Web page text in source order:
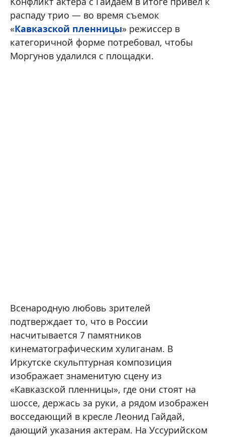
распаду трио — во время съемок
«Кавказской пленницы» режиссер в
категоричной форме потребовал, чтобы
Моргунов удалился с площадки.
Всенародную любовь зрителей
подтверждает то, что в России
насчитывается 7 памятников
кинематографическим хулиганам. В
Иркутске скульптурная композиция
изображает знаменитую сцену из
«Кавказской пленницы», где они стоят на
шоссе, держась за руки, а рядом изображен
восседающий в кресле Леонид Гайдай,
дающий указания актерам. На Уссурийском